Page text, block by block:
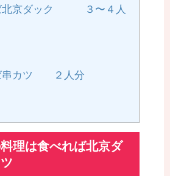
北京ダック ３〜４人
串カツ ２人分
理は食べれば北京ダ